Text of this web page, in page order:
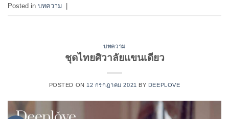
Posted in บทความ
บทความ
ชุดไทยศิวาลัยแขนเดียว
POSTED ON 12 กรกฎาคม 2021 BY DEEPLOVE